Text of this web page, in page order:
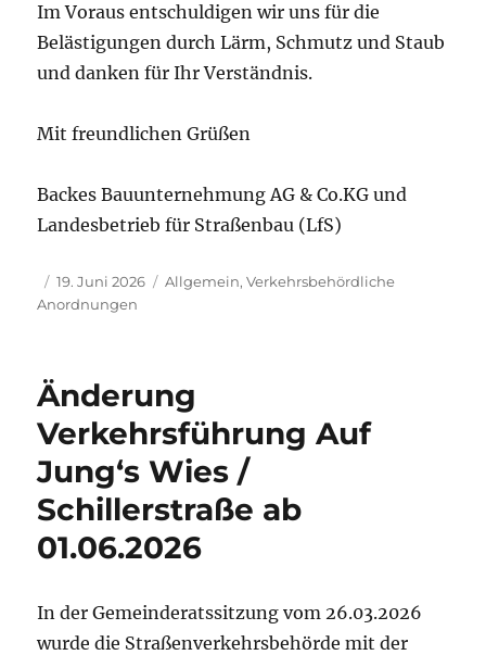
Im Voraus entschuldigen wir uns für die
Belästigungen durch Lärm, Schmutz und Staub
und danken für Ihr Verständnis.
Mit freundlichen Grüßen
Backes Bauunternehmung AG & Co.KG und
Landesbetrieb für Straßenbau (LfS)
AutorVeröffentlicht
am
19. Juni 2026 Kategorien
Allgemein,Verkehrsbehördliche
Anordnungen
Änderung
Verkehrsführung Auf
Jung‘s Wies /
Schillerstraße ab
01.06.2026
In der Gemeinderatssitzung vom 26.03.2026
wurde die Straßenverkehrsbehörde mit der